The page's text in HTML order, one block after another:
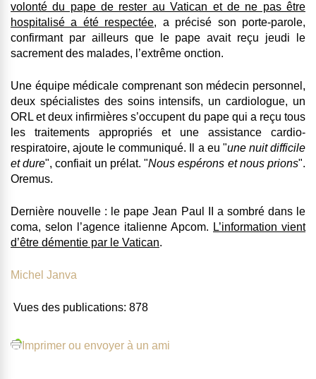
volonté du pape de rester au Vatican et de ne pas être
hospitalisé a été respectée, a précisé son porte-parole,
confirmant par ailleurs que le pape avait reçu jeudi le
sacrement des malades, l’extrême onction.
Une équipe médicale comprenant son médecin personnel,
deux spécialistes des soins intensifs, un cardiologue, un
ORL et deux infirmières s’occupent du pape qui a reçu tous
les traitements appropriés et une assistance cardio-
respiratoire, ajoute le communiqué. Il a eu "une nuit difficile
et dure", confiait un prélat. "Nous espérons et nous prions".
Oremus.
Dernière nouvelle : le pape Jean Paul II a sombré dans le
coma, selon l’agence italienne Apcom. L’information vient
d’être démentie par le Vatican.
Michel Janva
Vues des publications: 878
Imprimer ou envoyer à un ami